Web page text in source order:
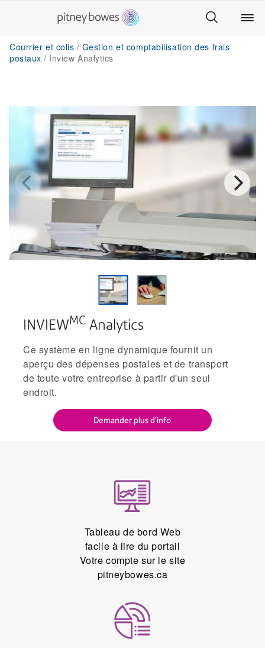
Courrier et colis
Gestion et comptabilisation des frais
postaux
Inview Analytics
INVIEWMC Analytics
Ce système en ligne dynamique fournit un
aperçu des dépenses postales et de transport
de toute votre entreprise à partir d'un seul
endroit.
Demander plus d’info
Tableau de bord Web
facile à lire du portail
Votre compte sur le site
pitneybowes.ca